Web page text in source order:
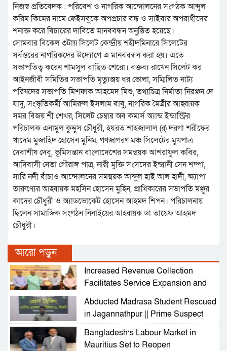
নিজস্ব প্রতিবেদক : পরিবেশ ও নাগরিক আন্দোলনের সংগঠক আব্দুল
করিম কিমের নামে ফেইসবুকে অপপ্রচার বন্ধ ও সাইবার অপরাধীদের
শনাক্ত করে বিচারের দাবিতে মানববন্ধন অনুষ্ঠিত হয়েছে।
সোমবার বিকেল ৩টায় সিলেট কেন্দ্রীয় শহীদমিনারে সিলেটের
সর্বস্তরের নাগরিকদের উদ্যোগে এ মানববন্ধন করা হয়। এতে
সভাপতিত্ব করেন শামসুল বাছিত শেরো। বক্তব্য রাখেন সিলেট কর
আইনজীবী সমিতির সভাপতি মৃত্যুঞ্জয় ধর ভোলা, সম্মিলিত নাট্য
পরিষদের সভাপতি মিশফাক আহমেদ মিশু, তথ্যচিত্র নির্মাতা নিরঞ্জন দে
যাদু, সংস্কৃতিকর্মী আমিরুল ইসলাম বাবু, নাগরিক মৈত্রীর আহ্বায়ক
সমর বিজয় শী শেখর, সিলেট চেম্বার অব কমার্স অ্যান্ড ইন্ডাস্ট্রির
পরিচালক এনামুল কুদ্দুস চৌধুরী, হযরত শাহজালাল (র) দরগা শরীফের
খাদেম মুজাহিদ হোসেন মুনিম, গণজাগরণ মঞ্চ সিলেটের মুখপাত্র
দেবাশীষ দেবু, ভূমিসন্তান বাংলাদেশের সমন্বয়ক আশরাফুল কবির,
আদিবাসী নেতা গৌরাঙ্গ পাত্র, নারী মুক্তি সংসদের ইন্দ্রানী সেন শম্পা,
সারি নদী বাঁচাও আন্দোলনের সমন্বয়ক আব্দুল হাই আল হাদী, ক্ষ্যাপা
তারুণ্যের আহ্বায়ক মহসিন হোসেন মুহিন, প্রাধিকারের সভাপতি মঞ্জুর
কাদের চৌধুরী ও অ্যাডভোকেট হোসেন আহমদ শিপন। পরিচালনায়
ছিলেন সামাজিক সংগঠন নিনাইয়ের আহ্বায়ক ডা তায়েফ আহমদ
চৌধুরী।
আরো পড়ুন
Increased Revenue Collection
Facilitates Service Expansion and
Development
Abducted Madrasa Student Rescued
in Jagannathpur || Prime Suspect
Arrested
Bangladesh’s Labour Market in
Mauritius Set to Reopen